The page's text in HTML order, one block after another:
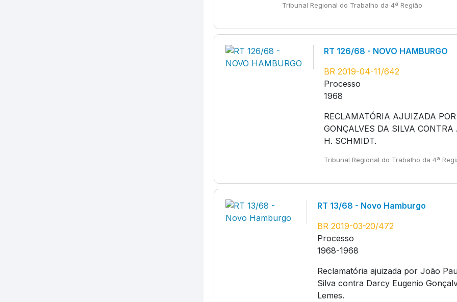
Tribunal Regional do Trabalho da 4ª Região
RT 126/68 - NOVO HAMBURGO
BR 2019-04-11/642
Processo
1968
RECLAMATÓRIA AJUIZADA
GONÇALVES DA SILVA CONTRA
H. SCHMIDT.
Tribunal Regional do Trabalho da 4ª
RT 13/68 - Novo Hamburgo
BR 2019-03-20/472
Processo
1968-1968
Reclamatória ajuizada por João
Silva contra Darcy Eugenio
Lemes.